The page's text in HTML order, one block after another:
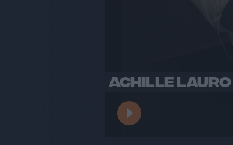
ACHILLE